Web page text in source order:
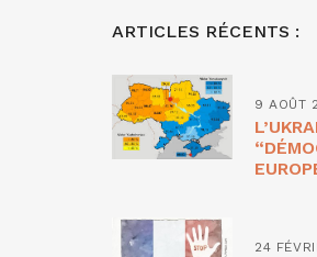
ARTICLES RÉCENTS :
9 AOÛT
24